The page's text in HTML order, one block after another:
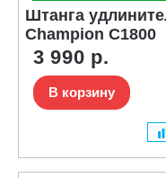
Штанга
Champion C1800
3 990 р.
В корзину